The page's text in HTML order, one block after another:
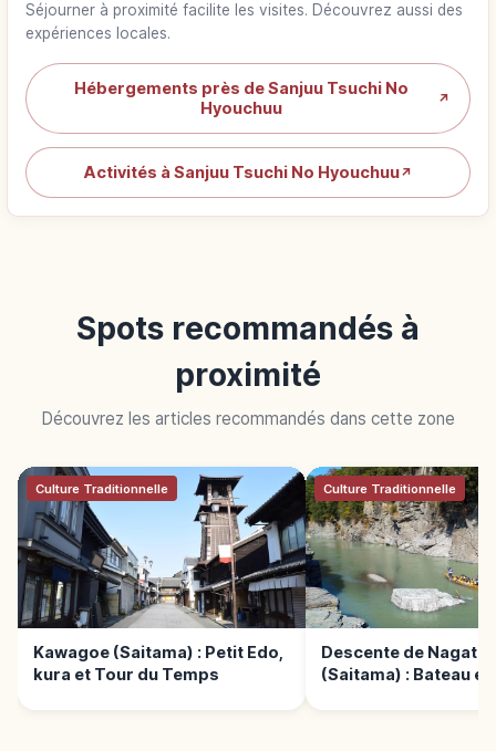
Séjourner à proximité facilite les visites. Découvrez aussi des
expériences locales.
Hébergements près de Sanjuu Tsuchi No
Hyouchuu
↗
Activités à Sanjuu Tsuchi No Hyouchuu↗
Spots recommandés à
proximité
Découvrez les articles recommandés dans cette zone
Culture Traditionnelle
Kawagoe (Saitama) : Petit Edo,
kura et Tour du Temps
Culture Traditionnelle
Descente de
(Saitama) : Bateau et